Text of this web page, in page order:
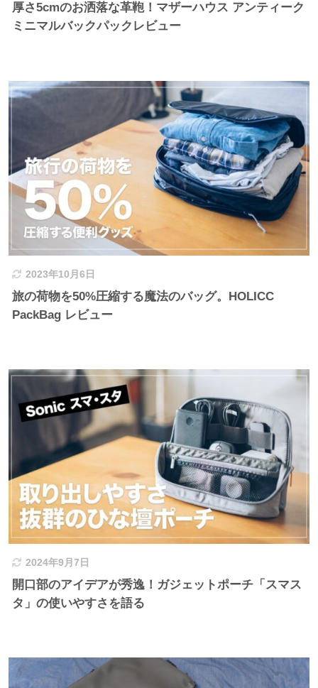
厚さ5cmのお洒落な革鞄！マザーハウス アンティーク
ミニマルバックパックレビュー
2023年10月6日
旅の荷物を50%圧縮する魔法のバッグ。HOLICC
PackBag レビュー
2024年9月7日
開口部のアイデアが秀逸！ガジェットポーチ「スマス
タ」の使いやすさを語る